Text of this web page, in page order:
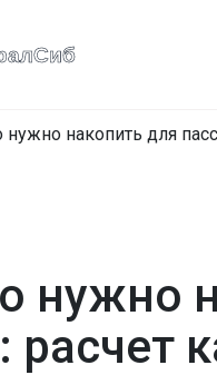
накопить для
нужно
расчет